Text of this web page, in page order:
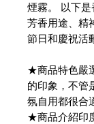
煙霧。 以下是
芳香用途、精
節日和慶祝活
★商品特色嚴
的印象，不管
氛自用都很合
★商品介紹印